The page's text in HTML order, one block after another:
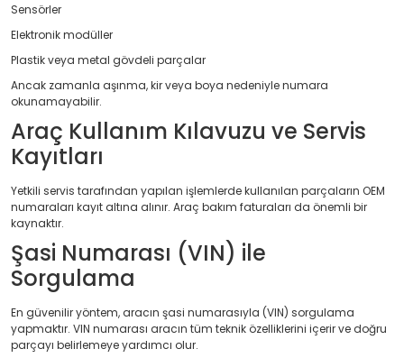
Sensörler
Elektronik modüller
Plastik veya metal gövdeli parçalar
Ancak zamanla aşınma, kir veya boya nedeniyle numara
okunamayabilir.
Araç Kullanım Kılavuzu ve Servis
Kayıtları
Yetkili servis tarafından yapılan işlemlerde kullanılan parçaların OEM
numaraları kayıt altına alınır. Araç bakım faturaları da önemli bir
kaynaktır.
Şasi Numarası (VIN) ile
Sorgulama
En güvenilir yöntem, aracın şasi numarasıyla (VIN) sorgulama
yapmaktır. VIN numarası aracın tüm teknik özelliklerini içerir ve doğru
parçayı belirlemeye yardımcı olur.